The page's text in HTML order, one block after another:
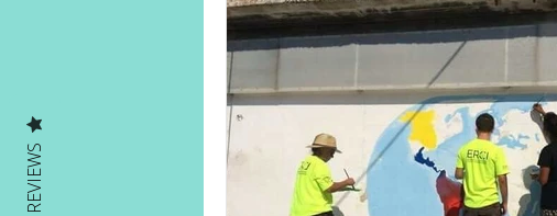
Gratidão Social Crónicas
Human on a mission Solo Adventurers
Solo Adventures Explica Parcerias
REVIEWS